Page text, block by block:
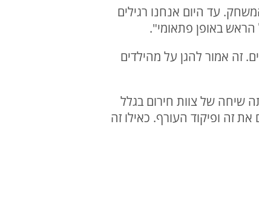
עד היום אנחנו רגילים
הראש באופן פתאומי".
זה אמור להגן על מהילדים
שיחה של צוות חירום בגלל
זה ופיקוד העורף. כאילו זה